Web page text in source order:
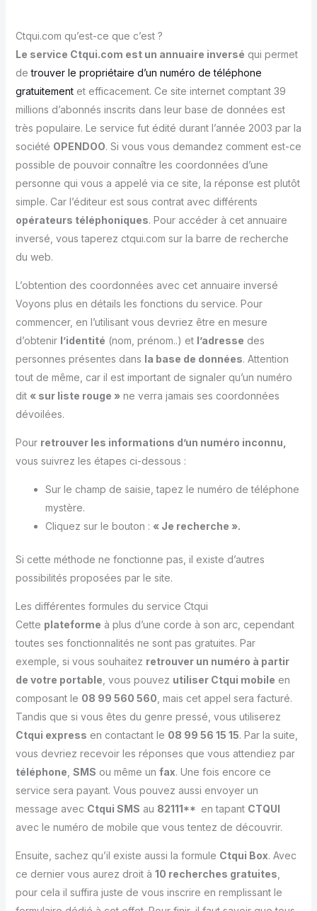
Ctqui.com qu’est-ce que c’est ?
Le service Ctqui.com est un annuaire inversé qui permet
detrouver le propriétaire d’un numéro de téléphone
gratuitementet efficacement. Ce site internet comptant 39
millions d’abonnés inscrits dans leur base de données est
très populaire. Le service fut édité durant l’année 2003 par la
société OPENDOO. Si vous vous demandez comment est-ce
possible de pouvoir connaître les coordonnées d’une
personne qui vous a appelé via ce site, la réponse est plutôt
simple. Car l’éditeur est sous contrat avec différents
opérateurs téléphoniques. Pour accéder à cet annuaire
inversé, vous taperez ctqui.com sur la barre de recherche
du web.
L’obtention des coordonnées avec cet annuaire inversé
Voyons plus en détails les fonctions du service. Pour
commencer, en l’utilisant vous devriez être en mesure
d’obtenir l’identité (nom, prénom..) et l’adresse des
personnes présentes dans la base de données. Attention
tout de même, car il est important de signaler qu’un numéro
dit « sur liste rouge »ne verra jamais ses coordonnées
dévoilées.
Pour retrouver les informations d’un numéro inconnu,
vous suivrez les étapes ci-dessous :
Sur le champ de saisie, tapez le numéro de téléphone
mystère.
Cliquez sur le bouton : « Je recherche ».
Si cette méthode ne fonctionne pas, il existe d’autres
possibilités proposées par le site.
Les différentes formules du service Ctqui
Cette plateforme à plus d’une corde à son arc, cependant
toutes ses fonctionnalités ne sont pas gratuites. Par
exemple, si vous souhaitez retrouver un numéro à partir
de votre portable , vous pouvez utiliser Ctqui mobile en
composant le 08 99 560 560 , mais cet appel sera facturé.
Tandis que si vous êtes du genre pressé, vous utiliserez
Ctqui express en contactant le 08 99 56 15 15. Par la suite,
vous devriez recevoir les réponses que vous attendiez par
téléphone SMS ou même un fax. Une fois encore ce
service sera payant. Vous pouvez aussi envoyer un
message avec Ctqui SMS au 82111** en tapant CTQUI
avec le numéro de mobile que vous tentez de découvrir.
Ensuite, sachez qu’il existe aussi la formule Ctqui Box. Avec
ce dernier vous aurez droit à 10 recherches gratuites
pour cela il suffira juste de vous inscrire en remplissant le